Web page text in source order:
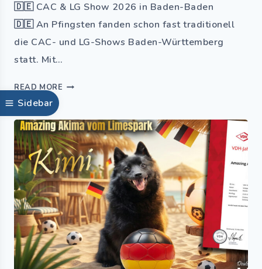
Sidebar
🇩🇪 CAC & LG Show 2026 in Baden-Baden
🇩🇪 An Pfingsten fanden schon fast traditionell
die CAC- und LG-Shows Baden-Württemberg
statt. Mit…
READ MORE